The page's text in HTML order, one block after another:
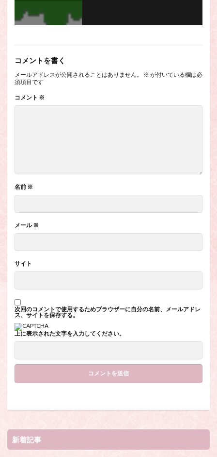
コメントを書く
メールアドレスが公開されることはありません。 ※ が付いている欄は必
須項目です
コメント ※
名前 ※
メール※
サイト
次回のコメントで使用するためブラウザーに自分の名前、メールアドレ
ス、サイトを保存する。
上に表示された文字を入力してください。
新着記事